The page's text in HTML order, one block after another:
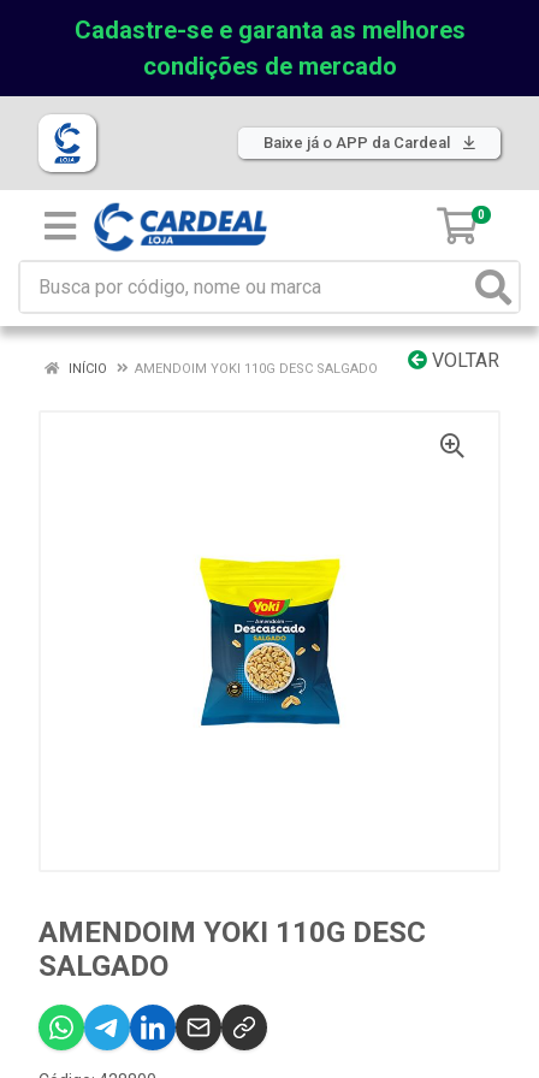
Cadastre-se e garanta as melhores
condições de mercado
Baixe já o APP da Cardeal
0
VOLTAR
INÍCIO AMENDOIM YOKI 110G DESC SALGADO
AMENDOIM YOKI 110G DESC
SALGADO